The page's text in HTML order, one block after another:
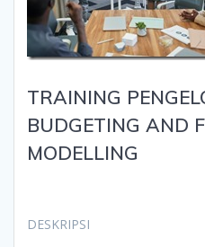
TRAINING
BUDGETING AND
MODELLING
DESKRIPSI